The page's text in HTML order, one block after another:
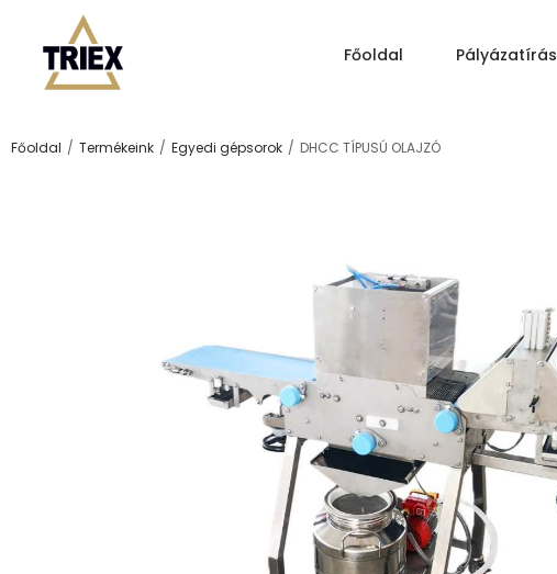
Főoldal Pályázatírás
Főoldal / Termékeink / Egyedi gépsorok / DHCC TÍPUSÚ OLAJZÓ